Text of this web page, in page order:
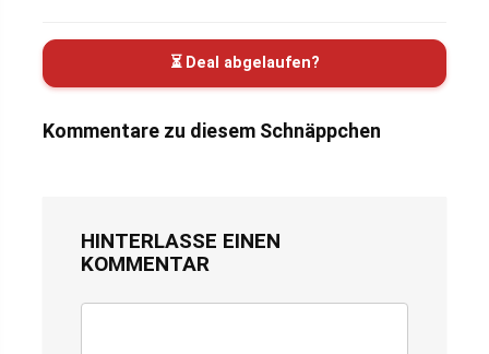
⏳ Deal abgelaufen?
Kommentare zu diesem Schnäppchen
HINTERLASSE EINEN
KOMMENTAR